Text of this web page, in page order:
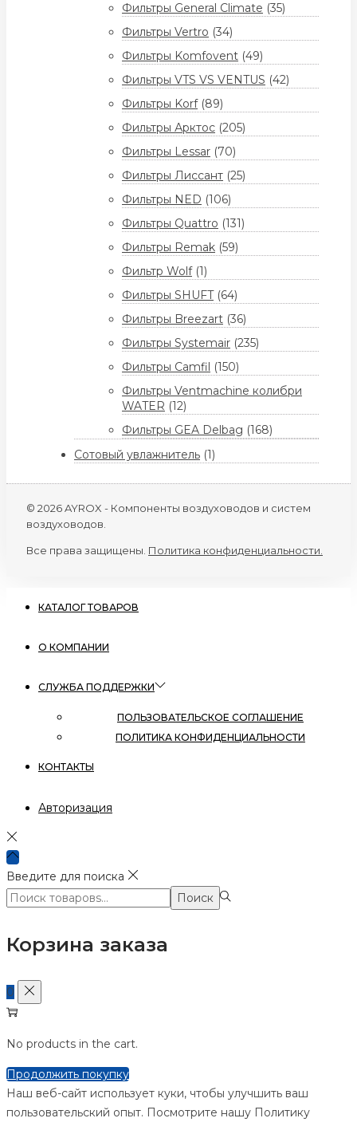
Фильтры General Climate (35)
Фильтры Vertro (34)
Фильтры Komfovent (49)
Фильтры VTS VS VENTUS (42)
Фильтры Korf (89)
Фильтры Арктос (205)
Фильтры Lessar (70)
Фильтры Лиссант (25)
Фильтры NED (106)
Фильтры Quattro (131)
Фильтры Remak (59)
Фильтр Wolf (1)
Фильтры SHUFT (64)
Фильтры Breezart (36)
Фильтры Systemair (235)
Фильтры Camfil (150)
Фильтры Ventmachine колибри
WATER (12)
Фильтры GEA Delbag (168)
Сотовый увлажнитель (1)
© 2026 AYROX - Компоненты воздуховодов и систем
воздуховодов.
Все права защищены. Политика конфиденциальности.
КАТАЛОГ ТОВАРОВ
О КОМПАНИИ
СЛУЖБА ПОДДЕРЖКИ
ПОЛЬЗОВАТЕЛЬСКОЕ СОГЛАШЕНИЕ
ПОЛИТИКА КОНФИДЕНЦИАЛЬНОСТИ
КОНТАКТЫ
Авторизация
Введите для поиска
Поиск:>
Поиск
Корзина заказа
0
No products in the cart.
Продолжить покупку
Наш веб-сайт использует куки, чтобы улучшить ваш
пользовательский опыт. Посмотрите нашу Политику